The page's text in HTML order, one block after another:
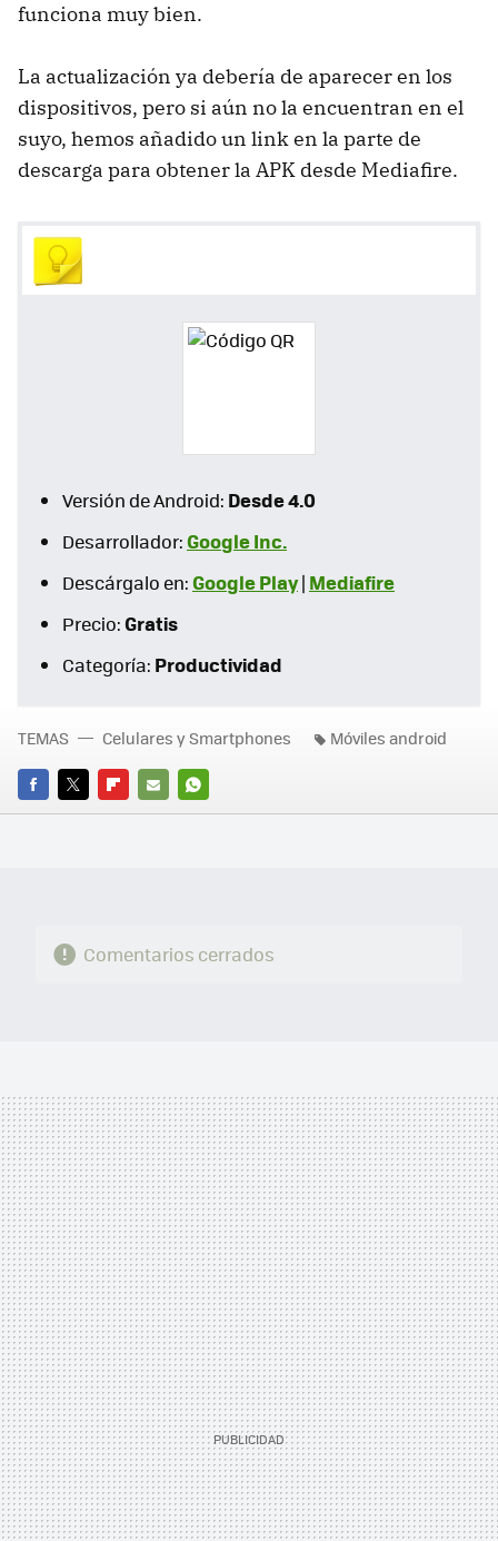
funciona muy bien.
La actualización ya debería de aparecer en los
dispositivos, pero si aún no la encuentran en el
suyo, hemos añadido un link en la parte de
descarga para obtener la APK desde Mediafire.
Versión de Android: Desde 4.0
Desarrollador:Google Inc.
Descárgalo en:Google Play| Mediafire
Precio:Gratis
Categoría: Productividad
FACEBOOK
TWITTERFLIPBOARD
E-
WHATSAPP
TEMAS Celulares y Smartphones Móviles android
Comentarios cerrados